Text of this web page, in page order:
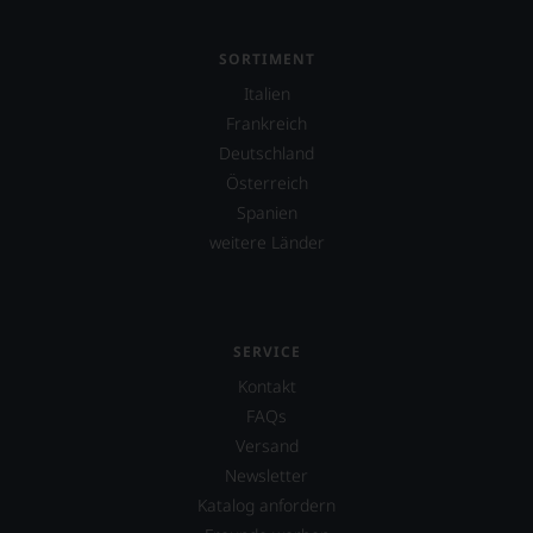
SORTIMENT
Italien
Frankreich
Deutschland
Österreich
Spanien
weitere Länder
SERVICE
Kontakt
FAQs
Versand
Newsletter
Katalog anfordern